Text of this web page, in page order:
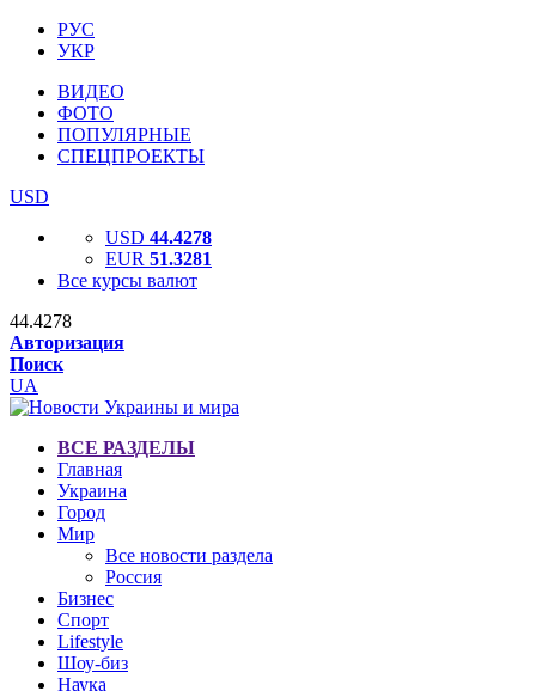
РУС
УКР
ВИДЕО
ФОТО
ПОПУЛЯРНЫЕ
СПЕЦПРОЕКТЫ
USD
USD 44.4278
EUR 51.3281
Все курсы валют
44.4278
Авторизация
Поиск
UA
ВСЕ РАЗДЕЛЫ
Главная
Украина
Город
Мир
Все новости раздела
Россия
Бизнес
Спорт
Lifestyle
Шоу-биз
Наука